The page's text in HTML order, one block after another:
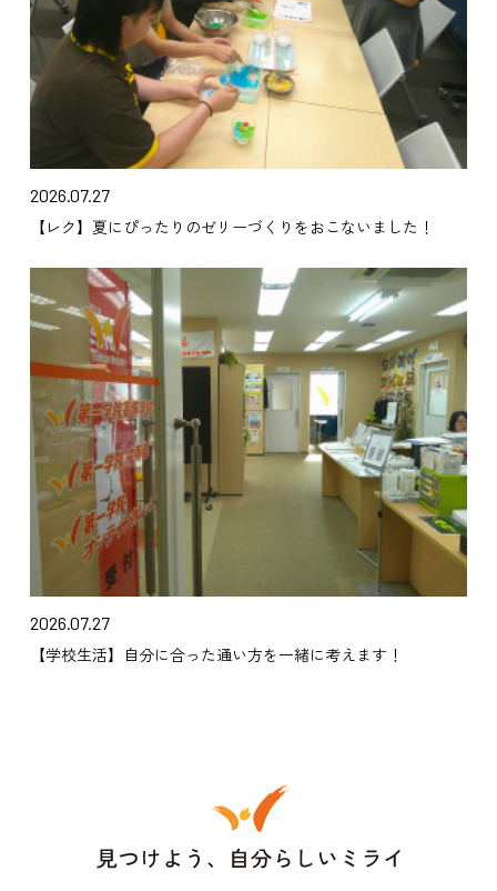
2026.07.27
【レク】夏にぴったりのゼリーづくりをおこないました！
2026.07.27
【学校生活】自分に合った通い方を一緒に考えます！